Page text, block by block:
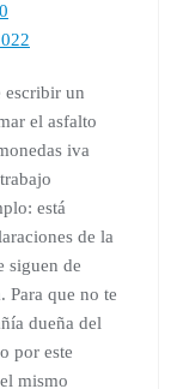
escribir un
el asfalto
iva
está
de la
siguen de
Para que no te
dueña del
por este
mismo